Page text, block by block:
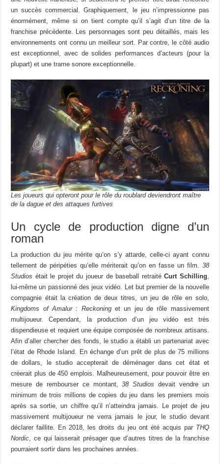
un succès commercial. Graphiquement, le jeu n’impressionne pas
énormément, même si on tient compte qu’il s’agit d’un titre de la
franchise précédente. Les personnages sont peu détaillés, mais les
environnements ont connu un meilleur sort. Par contre, le côté audio
est exceptionnel, avec de solides performances d’acteurs (pour la
plupart) et une trame sonore exceptionnelle.
Les joueurs qui opteront pour le rôle du roublard deviendront maître
de la dague et des attaques furtives
Un cycle de production digne d’un
roman
La production du jeu mérite qu’on s’y attarde, celle-ci ayant connu
tellement de péripéties qu’elle mériterait qu’on en fasse un film. 38
Studios était le projet du joueur de baseball retraitéCurt Schilling
lui-même un passionné des jeux vidéo. Let but premier de la nouvelle
compagnie était la création de deux titres, un jeu de rôle en solo,
Kingdoms of Amalur : Reckoninget un jeu de rôle massivement
multijoueur. Cependant, la production d’un jeu vidéo est très
dispendieuse et requiert une équipe composée de nombreux artisans.
Afin d’aller chercher des fonds, le studio a établi un partenariat avec
l’état de Rhode Island. En échange d’un prêt de plus de 75 millions
de dollars, le studio accepterait de déménager dans cet état et
créerait plus de 450 emplois. Malheureusement, pour pouvoir être en
mesure de rembourser ce montant,38 Studios devait vendre un
minimum de trois millions de copies du jeu dans les premiers mois
après sa sortie, un chiffre qu’il n’atteindra jamais. Le projet de jeu
massivement multijoueur ne verra jamais le jour, le studio devant
déclarer faillite. En 2018, les droits du jeu ont été acquis par THQ
Nordic , ce qui laisserait présager que d’autres titres de la franchise
pourraient sortir dans les prochaines années.